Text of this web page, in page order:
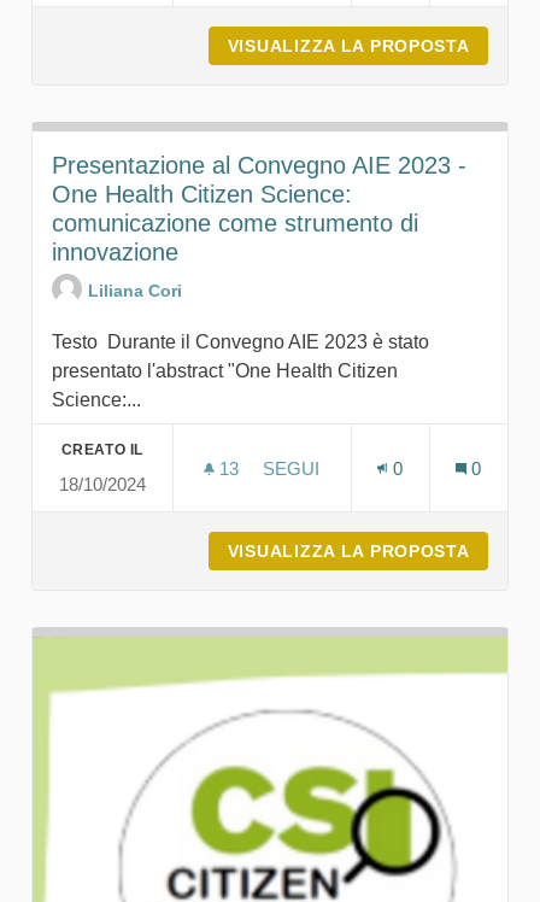
VISUALIZZA LA PROPOSTA
Presentazione al Convegno AIE 2023 -
One Health Citizen Science:
comunicazione come strumento di
innovazione
Liliana Cori
Testo Durante il Convegno AIE 2023 è stato
presentato l'abstract "One Health Citizen
Science:...
CREATO IL
18/10/2024
13 13 SOSTENITORI
SEGUI
0 0
VISUALIZZA LA PROPOSTA